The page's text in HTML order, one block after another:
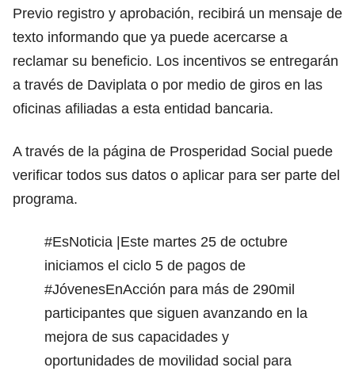
Previo registro y aprobación, recibirá un mensaje de
texto informando que ya puede acercarse a
reclamar su beneficio. Los incentivos se entregarán
a través de Daviplata o por medio de giros en las
oficinas afiliadas a esta entidad bancaria.
A través de la página de Prosperidad Social puede
verificar todos sus datos o aplicar para ser parte del
programa.
#EsNoticia |Este martes 25 de octubre
iniciamos el ciclo 5 de pagos de
#JóvenesEnAcción para más de 290mil
participantes que siguen avanzando en la
mejora de sus capacidades y
oportunidades de movilidad social para